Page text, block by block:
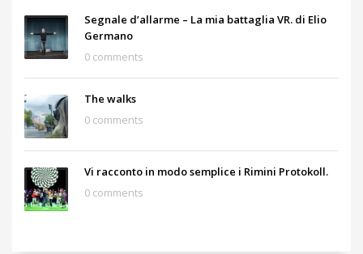
Segnale d’allarme – La mia battaglia VR. di Elio
Germano
0 comments
The walks
0 comments
Vi racconto in modo semplice i Rimini Protokoll.
0 comments